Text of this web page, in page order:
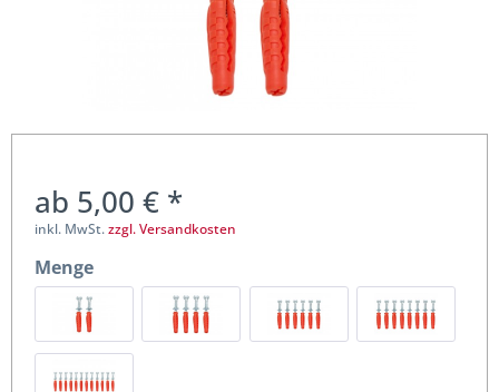
ab 5,00 € *
inkl. MwSt.zzgl. Versandkosten
Menge